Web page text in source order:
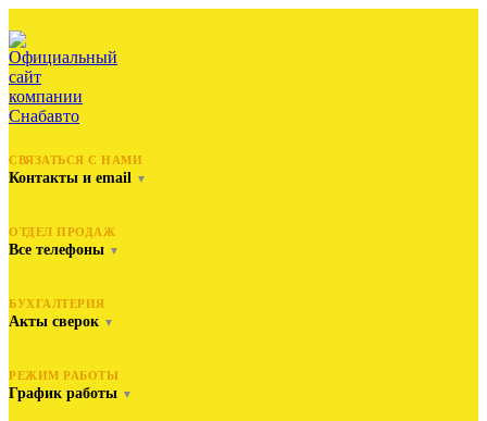
СВЯЗАТЬСЯ С НАМИ
Контакты и email ▼
ОТДЕЛ ПРОДАЖ
Все телефоны ▼
БУХГАЛТЕРИЯ
Акты сверок ▼
РЕЖИМ РАБОТЫ
График работы ▼